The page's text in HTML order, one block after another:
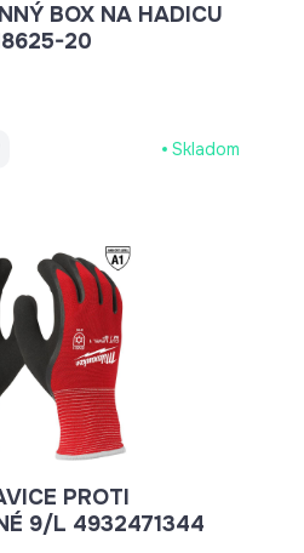
BOX NA HADICU
L - 30M 18625-20
Skladom
PROTI
9/L 4932471344